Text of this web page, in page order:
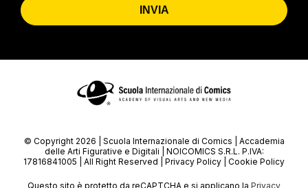
INVIA
© Copyright 2026 | Scuola Internazionale di Comics | Accademia
delle Arti Figurative e Digitali | NOICOMICS S.R.L. P.IVA:
17816841005 | All Right Reserved | Privacy Policy Cookie Policy
Questo sito è protetto da reCAPTCHA e si applicano la Privacy